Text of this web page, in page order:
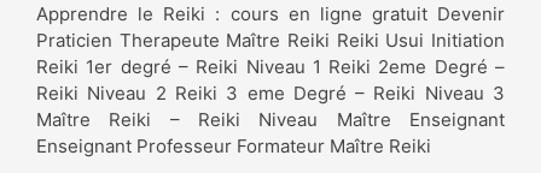
Apprendre le Reiki : cours en ligne gratuit Devenir
Praticien Therapeute Maître Reiki Reiki Usui Initiation
Reiki 1er degré – Reiki Niveau 1 Reiki 2eme Degré –
Reiki Niveau 2 Reiki 3 eme Degré – Reiki Niveau 3
Maître Reiki – Reiki Niveau Maître Enseignant
Enseignant Professeur Formateur Maître Reiki